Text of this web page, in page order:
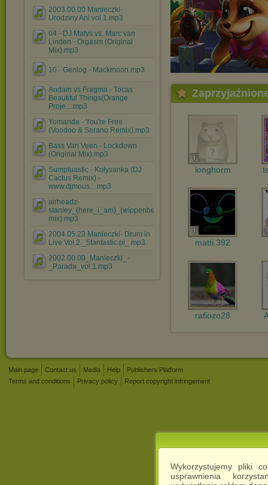
Wykorzystujemy pliki
usprawnienia
2003.00.00 Manieczki-
Urodziny Ani vol.1.mp3
04 - DJ Matys vs. Marc van
Linden - Orgasm (Original
Mix).mp3
10 - Genlog - Mackmoon.mp3
Andain vs Fragma - Tocas
Beautiful Things(Orange
Proje....mp3
Yomanda - You're Free
(Voodoo & Serano Remix).mp3
Bass Van Veen - Lockdown
(Original Mix).mp3
Sumptuastic - Kołysanka (DJ
Cactus Remix) -
www.djmous....mp3
airheadz-
stanley_(here_i_am)_(wippenberg_extended_re-
mix).mp3
2004.05.23 Manieczki- Drum in
Live Vol.2._5fantastic.pl_.mp3
2002.00.00_Manieczki_-
_Parada_vol.1.mp3
longhorm
matti.392
rafiozo28
Main page Contact us Media Help
Publishers Platform
Terms and conditions
Privacy policy Report copyright infringement